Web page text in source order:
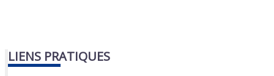
LIENS PRATIQUES